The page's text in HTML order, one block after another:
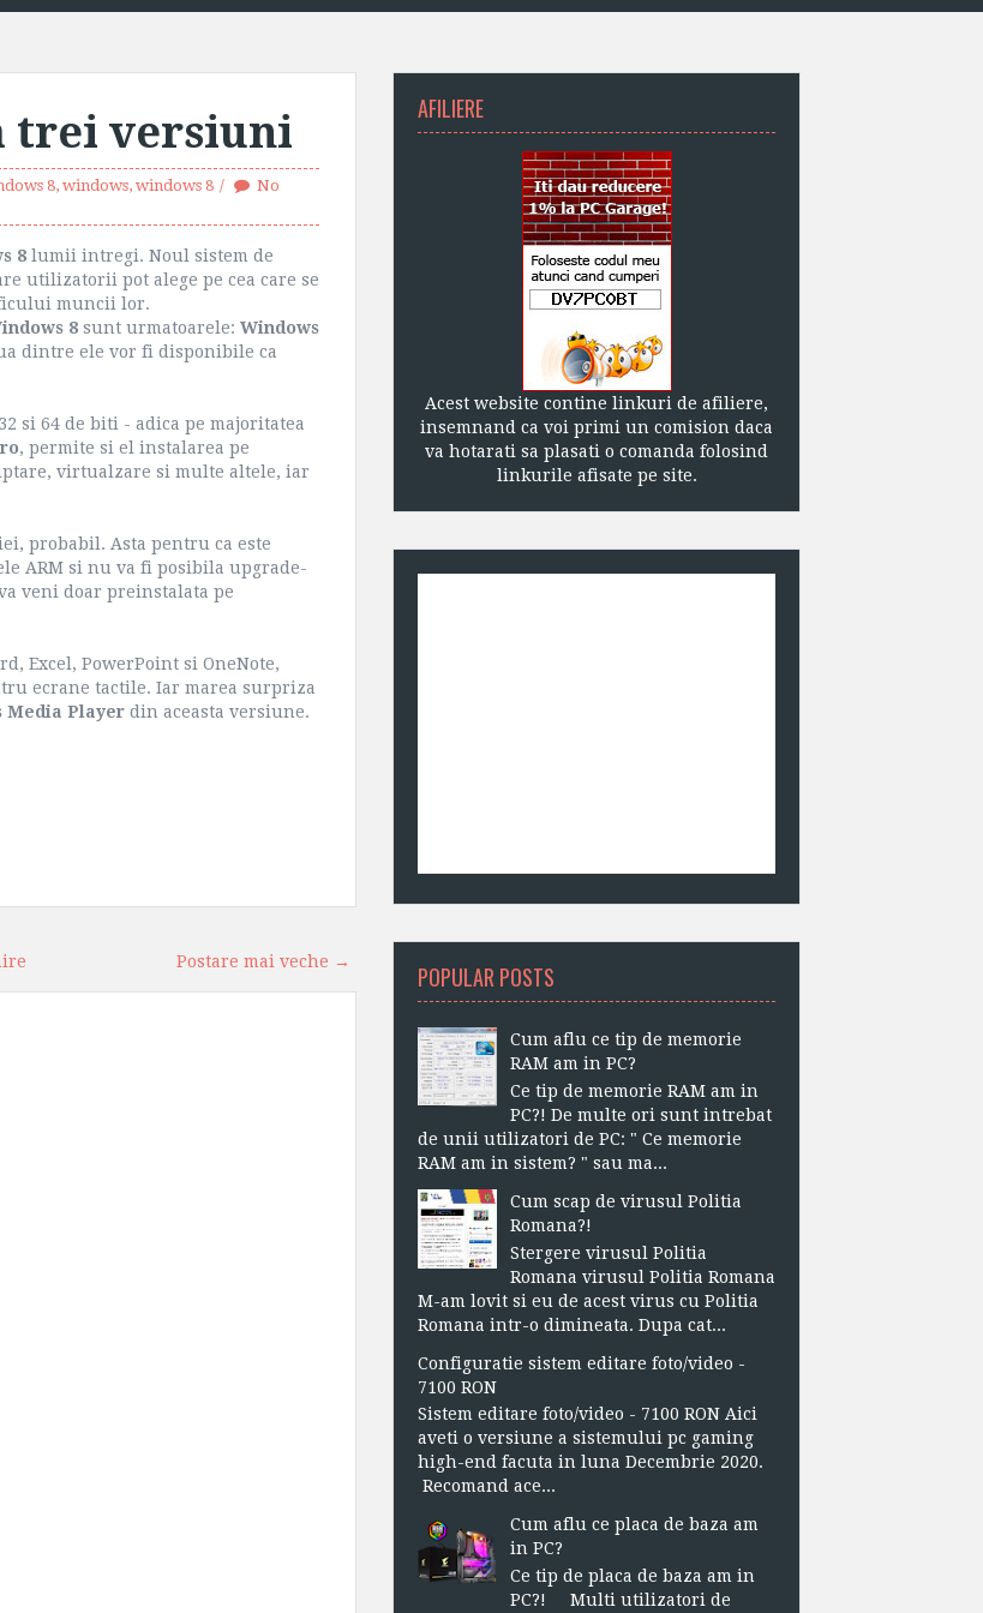
trei versiuni
8, windows, windows 8
No
8 lumii intregi. Noul sistem de
utilizatorii pot alege pe cea care se
muncii lor.
8 sunt urmatoarele: Windows
dintre ele vor fi disponibile ca
si 64 de biti - adica pe majoritatea
, permite si el instalarea pe
virtualzare si multe altele, iar
probabil. Asta pentru ca este
ARM si nu va fi posibila upgrade-
veni doar preinstalata pe
Excel, PowerPoint si OneNote,
ecrane tactile. Iar marea surpriza
Media Player din aceasta versiune.
Postare mai veche →
AFILIERE
Acest website contine linkuri de afiliere,
insemnand ca voi primi un comision daca
va hotarati sa plasati o comanda folosind
linkurile afisate pe site.
POPULAR POSTS
Cum aflu ce tip de memorie
RAM am in PC?
Ce tip de memorie RAM am in
PC?! De multe ori sunt intrebat
de unii utilizatori de PC: " Ce memorie
RAM am in sistem? " sau ma...
Cum scap de virusul Politia
Romana?!
Stergere virusul Politia
Romana virusul Politia Romana
M-am lovit si eu de acest virus cu Politia
Romana intr-o dimineata. Dupa cat...
Configuratie sistem editare foto/video -
7100 RON
Sistem editare foto/video - 7100 RON Aici
aveti o versiune a sistemului pc gaming
high-end facuta in luna Decembrie 2020.
Recomand ace...
Cum aflu ce placa de baza am
in PC?
Ce tip de placa de baza am in
PC?! Multi utilizatori de